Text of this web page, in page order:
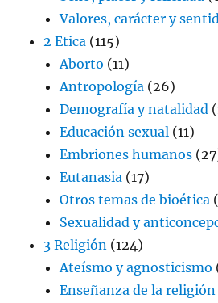
Valores, carácter y
2 Etica (115)
Aborto (11)
Antropología (26)
Demografía y natalidad
Educación sexual (11)
Embriones humanos
Eutanasia (17)
Otros temas de bioética
Sexualidad y
3 Religión (124)
Ateísmo y agnosticismo
Enseñanza de la religión